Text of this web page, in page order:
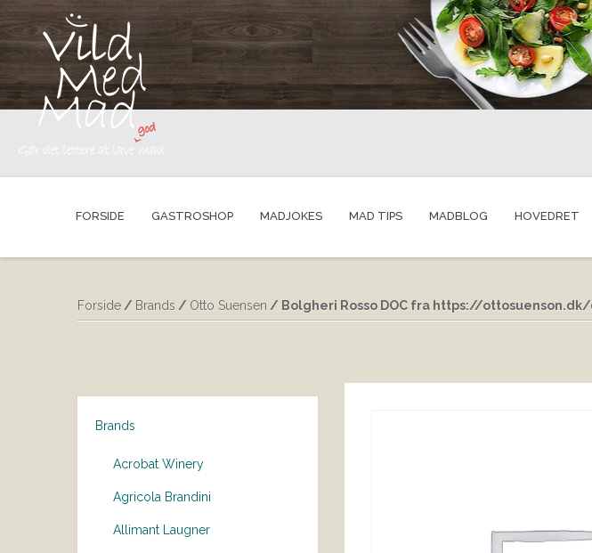
FORSIDE GASTROSHOP MADJOKES MAD TIPS MADBLOG HOVEDRET
Forside / Brands / Otto Suensen / Bolgheri Rosso DOC fra https://
Brands
Acrobat Winery
Agricola Brandini
Allimant Laugner